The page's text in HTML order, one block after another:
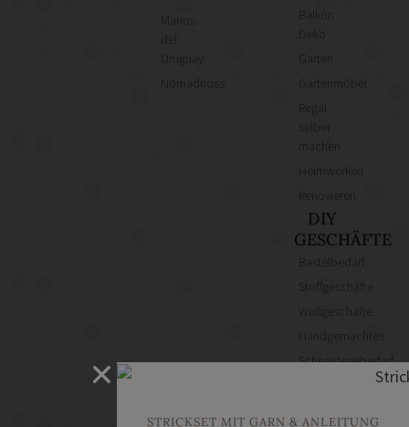
Manos
Uruguay
Nomadnoss
Deko
Garten
Gartenmöbel
Regal
Heimwerken
DIY
GESCHÄFTE
Bastelbedarf
Stoffgeschäfte
Wollgeschäfte
Handgemachtes
Schneidereibedarf
Handarbeitszubehör
STRICKSET MIT GARN & ANLEITUNG